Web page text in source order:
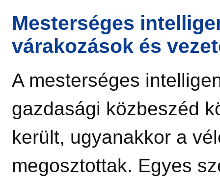
Mesterséges
várakozások és
A mesterséges
gazdasági közbeszéd
került, ugyanakkor a
megosztottak. Egyes